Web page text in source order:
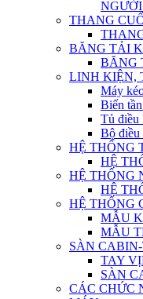
THANG
BĂNG TẢI
BĂNG
LINH KIỆN,
Máy
Biến
Tủ điều
Bộ điều
HỆ THỐNG
HỆ
HỆ THỐNG
HỆ
HỆ THỐNG
MẪU
MẪU
SÀN
TAY
SÀN
CÁC CHỨC